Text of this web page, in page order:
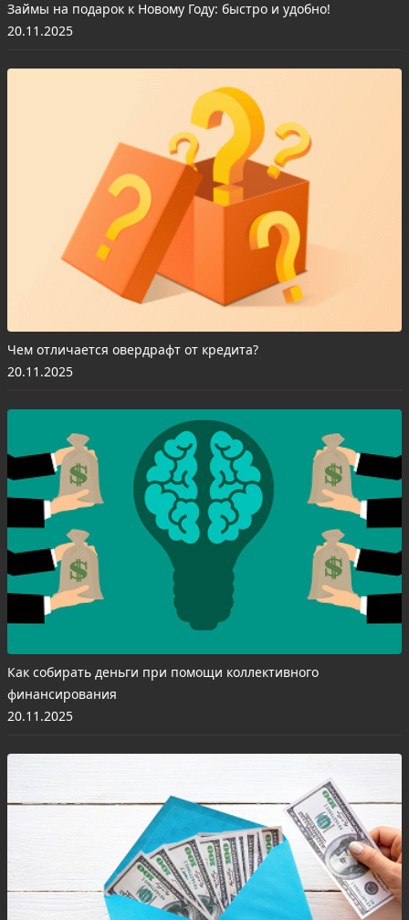
Займы на подарок к Новому Году: быстро и удобно!
20.11.2025
Чем отличается овердрафт от кредита?
20.11.2025
Как собирать деньги при помощи коллективного
финансирования
20.11.2025